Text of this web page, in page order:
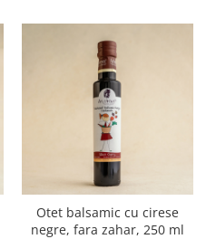
Otet balsamic cu cirese
negre, fara zahar, 250 ml